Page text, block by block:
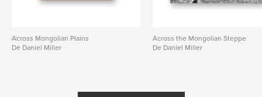
Across Mongolian Plains
De Daniel Miller
Across the Mongolian Steppe
De Daniel Miller